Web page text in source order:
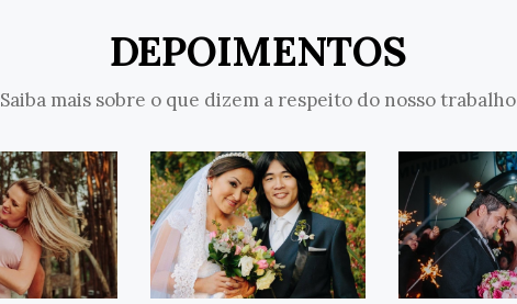
DEPOIMENTOS
Saiba mais sobre o que dizem a respeito do nosso trabalho